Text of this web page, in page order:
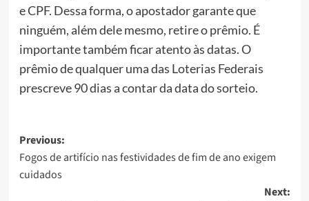
e CPF. Dessa forma, o apostador garante que
ninguém, além dele mesmo, retire o prêmio. É
importante também ficar atento às datas. O
prêmio de qualquer uma das Loterias Federais
prescreve 90 dias a contar da data do sorteio.
Post
navigation
Previous:
Fogos de artifício nas festividades de fim de ano exigem
cuidados
Next: